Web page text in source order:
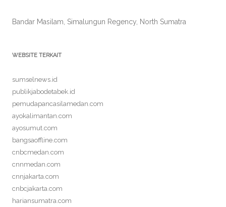
Bandar Masilam, Simalungun Regency, North Sumatra
WEBSITE TERKAIT
sumselnews.id
publikjabodetabek.id
pemudapancasilamedan.com
ayokalimantan.com
ayosumut.com
bangsaoffline.com
cnbcmedan.com
cnnmedan.com
cnnjakarta.com
cnbcjakarta.com
hariansumatra.com